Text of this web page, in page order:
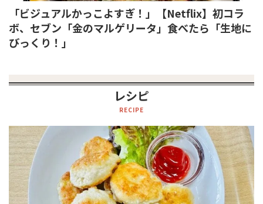
「ビジュアルかっこよすぎ！」【Netflix】初コラ
ボ、セブン「金のマルゲリータ」食べたら「生地に
びっくり！」
レシピ
RECIPE